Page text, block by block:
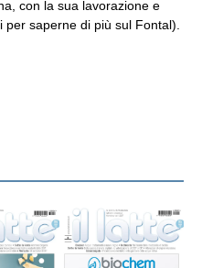
con la sua lavorazione e
per saperne di più sul Fontal).